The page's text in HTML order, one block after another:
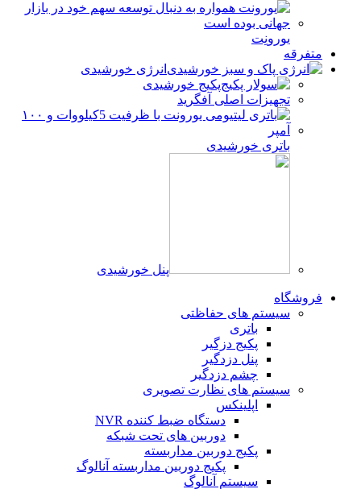
یورونِت
متفرقه
انرژی خورشیدی
پکیج خورشیدی
تجهیزات اصلی آفگرید
باتری خورشیدی
پنل خورشیدی
فروشگاه
سیستم های حفاظتی
باتری
پکیج دزگیر
پنل دزدگیر
چشم دزدگیر
سیستم های نظارت تصویری
اپلینکس
دستگاه ضبط کننده NVR
دوربین های تحت شبکه
پکیج دوربین مداربسته
پکیج دوربین مداربسته آنالوگ
سیستم آنالوگ